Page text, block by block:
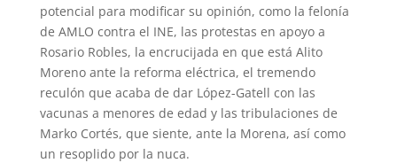
potencial para modificar su opinión, como la felonía
de AMLO contra el INE, las protestas en apoyo a
Rosario Robles, la encrucijada en que está Alito
Moreno ante la reforma eléctrica, el tremendo
reculón que acaba de dar López-Gatell con las
vacunas a menores de edad y las tribulaciones de
Marko Cortés, que siente, ante la Morena, así como
un resoplido por la nuca.